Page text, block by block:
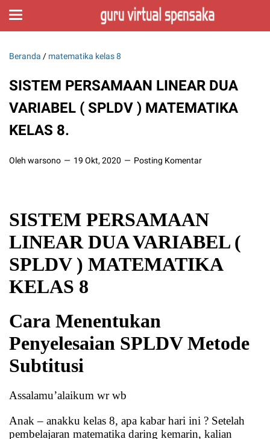
Beranda / matematika kelas 8
SISTEM PERSAMAAN LINEAR DUA
VARIABEL ( SPLDV ) MATEMATIKA
KELAS 8.
Oleh warsono 19 Okt, 2020 Posting Komentar
SISTEM PERSAMAAN
LINEAR DUA VARIABEL (
SPLDV ) MATEMATIKA
KELAS 8
Cara Menentukan
Penyelesaian SPLDV Metode
Subtitusi
Assalamu’alaikum wr wb
Anak – anakku kelas 8, apa kabar hari ini ? Setelah
pembelajaran matematika daring kemarin, kalian